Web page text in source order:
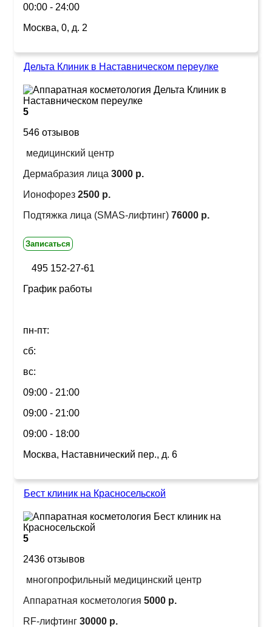
00:00 - 24:00
Москва, 0, д. 2
Дельта Клиник в Наставническом переулке
5
546 отзывов
медицинский центр
Дермабразия лица 3000 р.
Ионофорез 2500 р.
Подтяжка лица (SMAS-лифтинг) 76000 р.
Записаться
495 152-27-61
График работы
пн-пт:
сб:
вс:
09:00 - 21:00
09:00 - 21:00
09:00 - 18:00
Москва, Наставнический пер., д. 6
Бест клиник на Красносельской
5
2436 отзывов
многопрофильный медицинский центр
Аппаратная косметология 5000 р.
RF-лифтинг 30000 р.